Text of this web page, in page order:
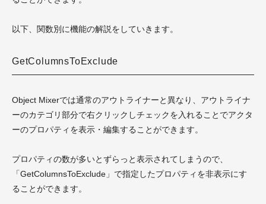
以下、関数別に機能の解説をしていきます。
GetColumnsToExclude
Object Mixerでは通常のアウトライナーと異なり、アウトライナ
ーのカテゴリ部分で右クリックしチェックを入れることでアクタ
ーのプロパティを表示・編集することができます。
プロパティの数が多いとずらっと表示されてしまうので、
「GetColumnsToExclude」で指定したプロパティを非表示にす
ることができます。